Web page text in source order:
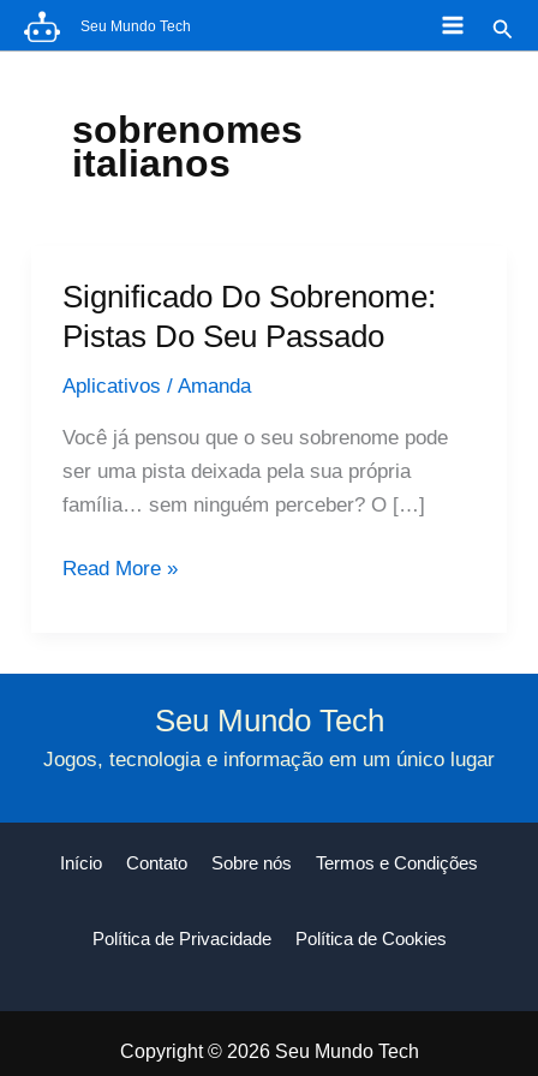
para
Seu Mundo Tech
sobrenomes
italianos
Significado Do Sobrenome:
Pistas Do Seu Passado
Aplicativos / Amanda
Você já pensou que o seu sobrenome pode
ser uma pista deixada pela sua própria
família… sem ninguém perceber? O […]
Significado
Pistas
Passado
Read More »
Seu Mundo Tech
Jogos, tecnologia e informação em um único lugar
Início Contato Sobre nós Termos e Condições
Política de Privacidade Política de Cookies
Copyright © 2026 Seu Mundo Tech